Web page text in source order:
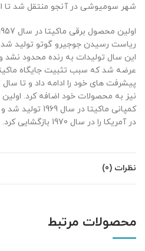
شهر سومیوشی در آنجو منتقل شد تا از
ریاست رسیدن جوجیرو گوتو تولید شد
این سال تولیدات به رنده محدود نشد و
عرضه شد که سبب تثبیت جایگاه
نیز به محصولات خود اضافه کرد.
کمپانی ماکیتا
در آمریکا را در سال 1970 بازگشایی کرد.
نظرات (0)
محصولات مرتبط